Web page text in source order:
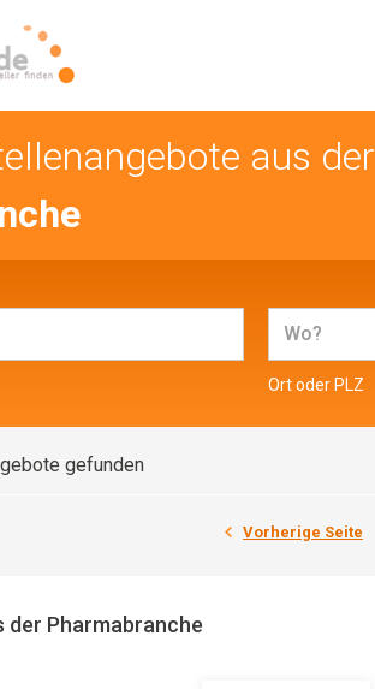
aus der
Ort oder PLZ
gefunden
Vorherige Seite
der Pharmabranche